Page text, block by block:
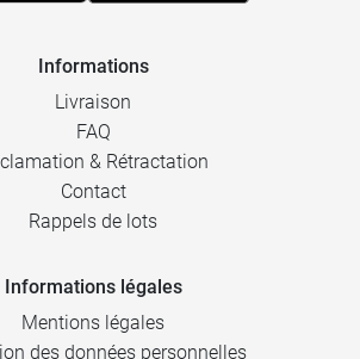
Informations
Livraison
FAQ
& Rétractation
Contact
Rappels de lots
Informations légales
Mentions légales
des données personnelles